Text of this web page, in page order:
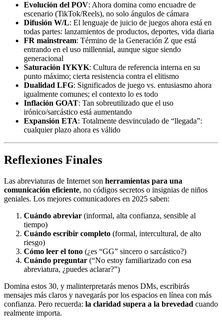
Evolución del POV: Ahora domina como encuadre de
escenario (TikTok/Reels), no solo ángulos de cámara
Difusión W/L: El lenguaje de juicio de juegos ahora está en
todas partes: lanzamientos de productos, deportes, vida diaria
FR mainstream: Término de la Generación Z que está
entrando en el uso millennial, aunque sigue siendo
generacional
Saturación IYKYK: Cultura de referencia interna en su
punto máximo; cierta resistencia contra el elitismo
Dualidad LFG: Significados de juego vs. entusiasmo ahora
igualmente comunes; el contexto lo es todo
Inflación GOAT: Tan sobreutilizado que el uso
irónico/sarcástico está aumentando
Expansión ETA: Totalmente desvinculado de “llegada”:
cualquier plazo ahora es válido
Reflexiones Finales
Las abreviaturas de Internet son herramientas para una
comunicación eficiente, no códigos secretos o insignias de niños
geniales. Los mejores comunicadores en 2025 saben:
Cuándo abreviar (informal, alta confianza, sensible al
tiempo)
Cuándo escribir completo (formal, intercultural, de alto
riesgo)
Cómo leer el tono (¿es “GG” sincero o sarcástico?)
Cuándo preguntar (“No estoy familiarizado con esa
abreviatura, ¿puedes aclarar?”)
Domina estos 30, y malinterpretarás menos DMs, escribirás
mensajes más claros y navegarás por los espacios en línea con más
confianza. Pero recuerda: la claridad supera a la brevedad cuando
realmente importa.